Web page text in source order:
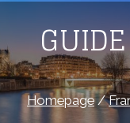
Homepage/